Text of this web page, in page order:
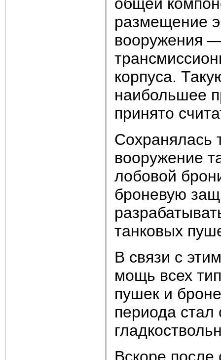
размещение
вооружения
корпуса.
наибольшее
принято
Сохранялась
вооружение
лобовой
броневую
танковых
В связи с
мощь всех
пушек и
периода стал
Вскоре